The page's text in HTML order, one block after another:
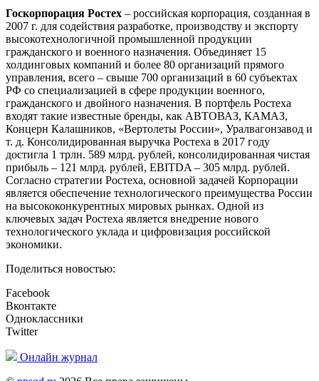
Госкорпорация Ростех – российская корпорация, созданная в
2007 г. для содействия разработке, производству и экспорту
высокотехнологичной промышленной продукции
гражданского и военного назначения. Объединяет 15
холдинговых компаний и более 80 организаций прямого
управления, всего – свыше 700 организаций в 60 субъектах
РФ со специализацией в сфере продукции военного,
гражданского и двойного назначения. В портфель Ростеха
входят такие известные бренды, как АВТОВАЗ, КАМАЗ,
Концерн Калашников, «Вертолеты России», Уралвагонзавод и
т. д. Консолидированная выручка Ростеха в 2017 году
достигла 1 трлн. 589 млрд. рублей, консолидированная чистая
прибыль – 121 млрд. рублей, EBITDA – 305 млрд. рублей.
Согласно стратегии Ростеха, основной задачей Корпорации
является обеспечение технологического преимущества России
на высококонкурентных мировых рынках. Одной из
ключевых задач Ростеха является внедрение нового
технологического уклада и цифровизация российской
экономики.
Поделиться новостью:
Facebook
Вконтакте
Одноклассники
Twitter
Онлайн журнал